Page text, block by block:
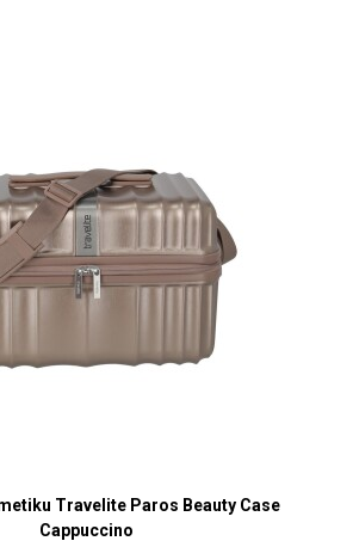
Travelite Paros Beauty Case
Cappuccino